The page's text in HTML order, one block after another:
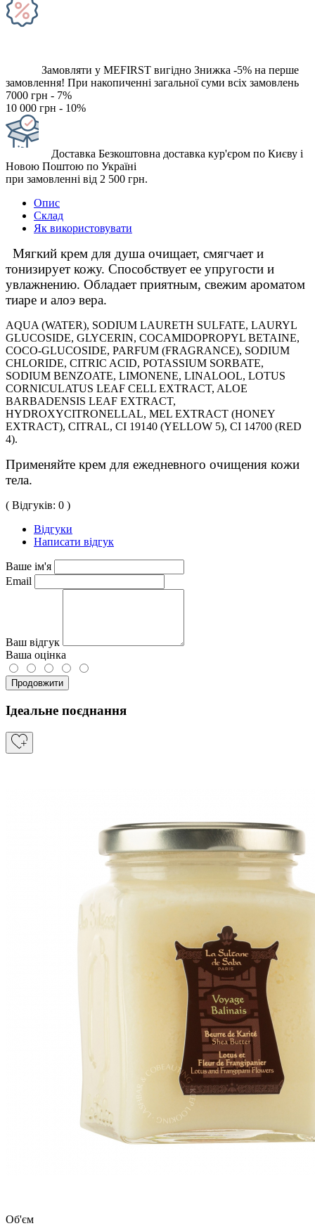
Замовляти у MEFIRST вигідно Знижка -5% на перше
замовлення! При накопиченні загальної суми всіх замовлень
7000 грн - 7%
10 000 грн - 10%
Доставка Безкоштовна доставка кур'єром по Києву і
Новою Поштою по Україні
при замовленні від 2 500 грн.
Опис
Склад
Як використовувати
тонизирует кожу. Способствует ее упругости и
увлажнению. Обладает приятным, свежим ароматом
тиаре и алоэ вера.
AQUA (WATER), SODIUM LAURETH SULFATE, LAURYL
GLUCOSIDE, GLYCERIN, COCAMIDOPROPYL BETAINE,
COCO-GLUCOSIDE, PARFUM (FRAGRANCE), SODIUM
CHLORIDE, CITRIC ACID, POTASSIUM SORBATE,
SODIUM BENZOATE, LIMONENE, LINALOOL, LOTUS
CORNICULATUS LEAF CELL EXTRACT, ALOE
BARBADENSIS LEAF EXTRACT,
HYDROXYCITRONELLAL, MEL EXTRACT (HONEY
EXTRACT), CITRAL, CI 19140 (YELLOW 5), CI 14700 (RED
4).
Применяйте крем для ежедневного очищения кожи
тела.
( Відгуків: 0 )
Відгуки
Написати відгук
Ваше ім'я
Email
Ваш відгук
Ваша оцінка
Продовжити
Ідеальне поєднання
Об'єм